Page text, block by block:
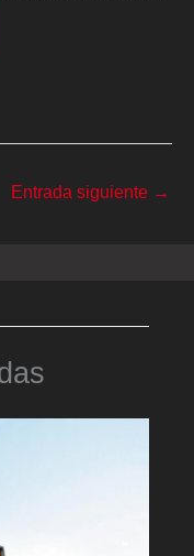
Entrada siguiente →